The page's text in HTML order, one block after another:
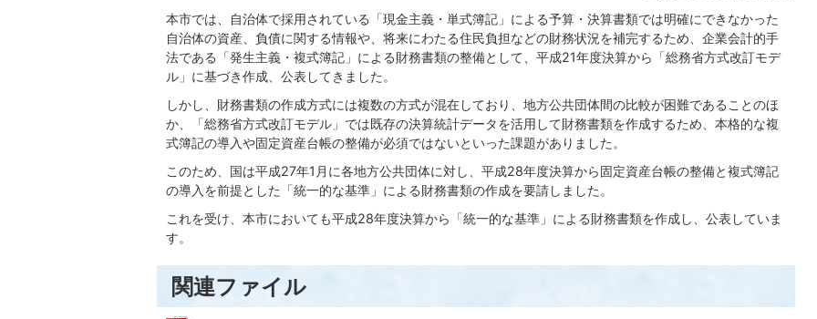
本市では、自治体で採用されている「現金主義・単式簿記」による予算・決算書類では明確にできなかった
自治体の資産、負債に関する情報や、将来にわたる住民負担などの財務状況を補完するため、企業会計的手
法である「発生主義・複式簿記」による財務書類の整備として、平成21年度決算から「総務省方式改訂モデ
ル」に基づき作成、公表してきました。
しかし、財務書類の作成方式には複数の方式が混在しており、地方公共団体間の比較が困難であることのほ
か、「総務省方式改訂モデル」では既存の決算統計データを活用して財務書類を作成するため、本格的な複
式簿記の導入や固定資産台帳の整備が必須ではないといった課題がありました。
このため、国は平成27年1月に各地方公共団体に対し、平成28年度決算から固定資産台帳の整備と複式簿記
の導入を前提とした「統一的な基準」による財務書類の作成を要請しました。
これを受け、本市においても平成28年度決算から「統一的な基準」による財務書類を作成し、公表していま
す。
関連ファイル